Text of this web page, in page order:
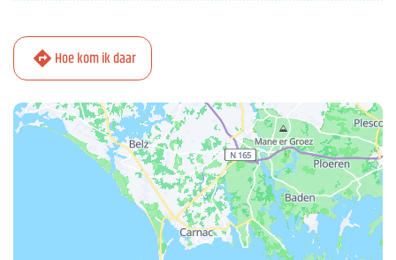
Hoe kom ik daar